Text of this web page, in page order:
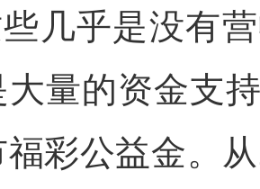
几乎是没有
量的资金支
彩公益金。